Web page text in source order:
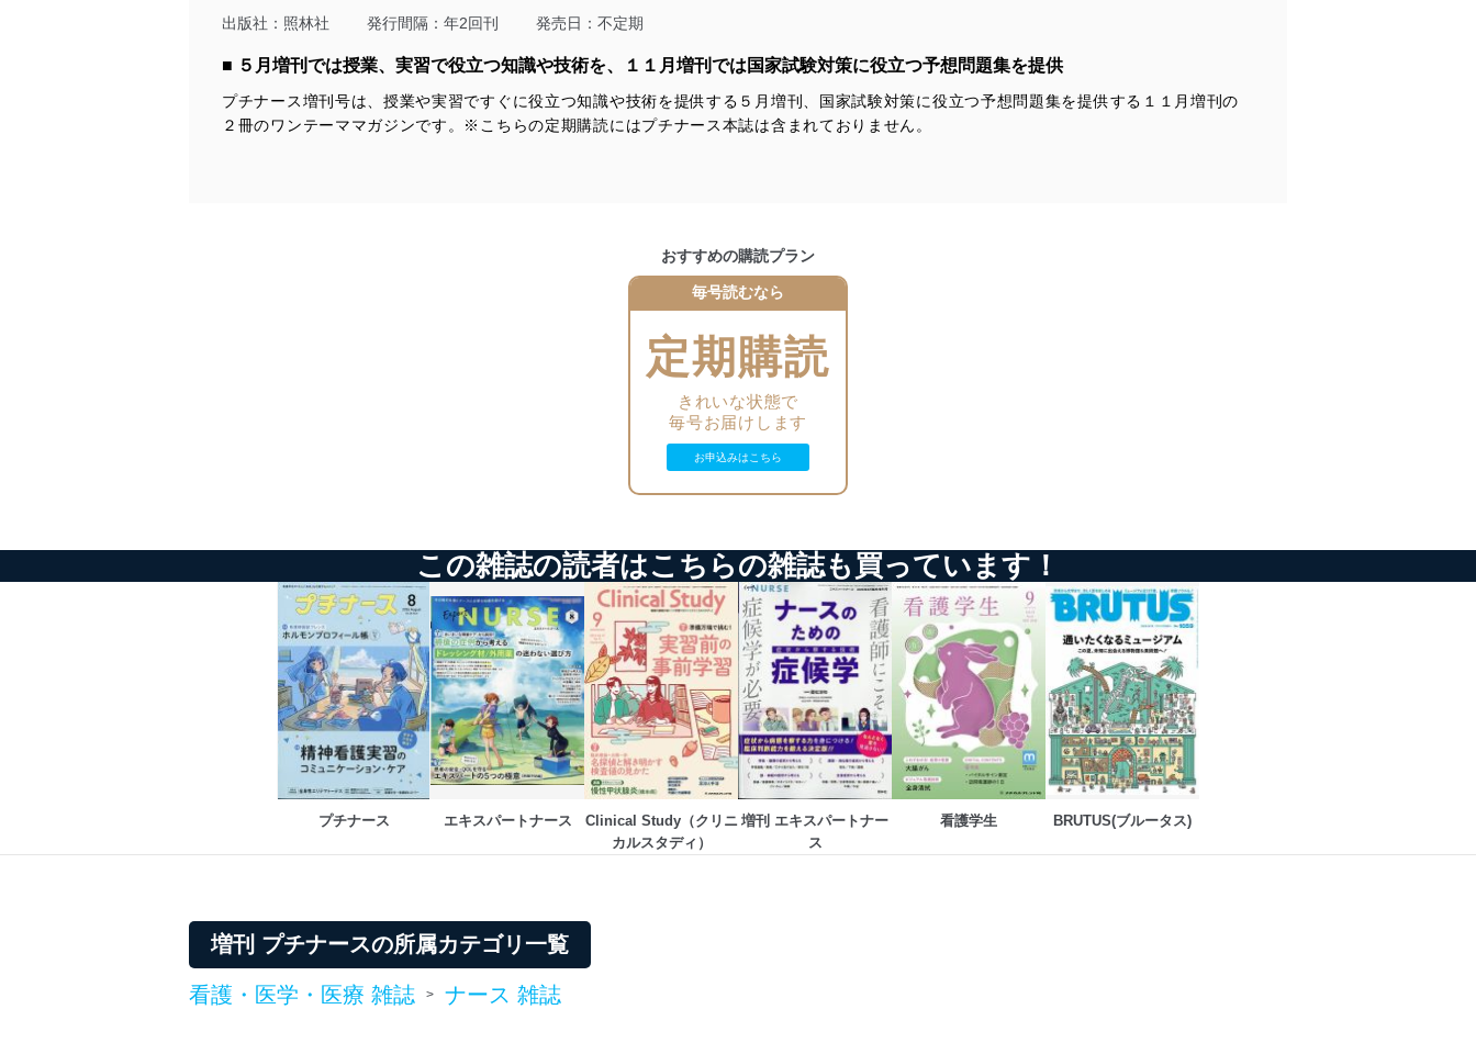
しています。
アクセス者の識別と認証
機器に標準装備されているユーザー制御機能（ユーザーアカウント制御）により、個人情報データベース等を取り扱う情報
システムを使用する従業者を識別・認証しています。
メール等により個人データの含まれるファイルを送信する場合に、当該ファイルへのパスワードを設定しています。
当社は、内部監査及びマネジメントレビューの機会を通じて、個人情報保護マネジメントシステムを継続的に改善し、常に最良
株式会社富士山マガジンサービス 個人情報問い合わせ係
TEL：0570-200-223
FAX：03-5459-7073
e-mail：cs@fujisan.co.jp
改訂：2025年2月20日
制定：2005年4月1日
株式会社富士山マガジンサービス
代表取締役会長 西野 伸一郎
個人情報の取扱いについて
１．個人情報保護管理者
東京都渋谷区南平台町16-11
株式会社富士山マガジンサービス
代表取締役会長 西野 伸一郎
個人情報保護管理者: 経営管理グループディレクター 前田 嘉也
出版社： 照林社 発行間隔：年2回刊 発売日：不定期
■ ５月増刊では授業、実習で役立つ知識や技術を、１１月増刊では国家試験対策に役立つ予想問題集を提供
プチナース増刊号は、授業や実習ですぐに役立つ知識や技術を提供する５月増刊、国家試験対策に役立つ予想問題集を提供する１１月増刊の
２冊のワンテーママガジンです。※こちらの定期購読にはプチナース本誌は含まれておりません。
おすすめの購読プラン
毎号読むなら
定期購読
きれいな状態で
毎号お届けします
お申込みはこちら
この雑誌の読者はこちらの雑誌も買っています！
プチナース エキスパートナース
Clinical Study（クリニ
カルスタディ）
増刊 エキスパートナー
ス
看護学生 BRUTUS(ブルータス)
増刊 プチナースの所属カテゴリ一覧
看護・医学・医療 雑誌 > ナース 雑誌